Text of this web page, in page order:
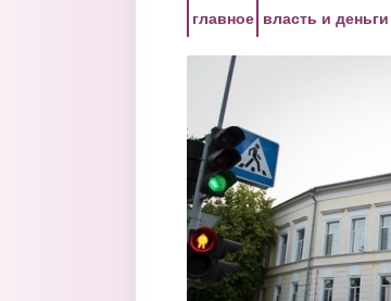
главное власть и деньги